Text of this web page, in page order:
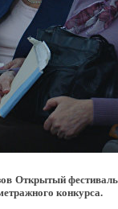
Открытый
конкурса.